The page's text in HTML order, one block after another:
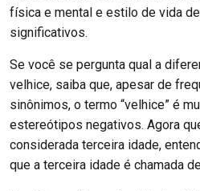
física e mental e estilo de vida
significativos.
Se você se pergunta qual a
velhice, saiba que, apesar de
sinônimos, o termo “velhice” é
estereótipos negativos. Agora
considerada terceira idade,
que a terceira idade é chamada